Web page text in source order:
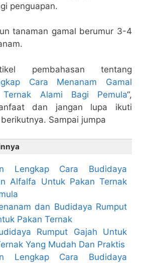
penguapan.
tanaman gamal berumur 3-4
pembahasan tentang
Cara Menanam Gamal
Alami Bagi Pemula“,
dan jangan lupa ikuti
Sampai jumpa
Lengkap Cara Budidaya
Alfalfa Untuk Pakan Ternak
dan Budidaya Rumput
Pakan Ternak
Rumput Gajah Untuk
Yang Mudah Dan Praktis
Lengkap Cara Budidaya